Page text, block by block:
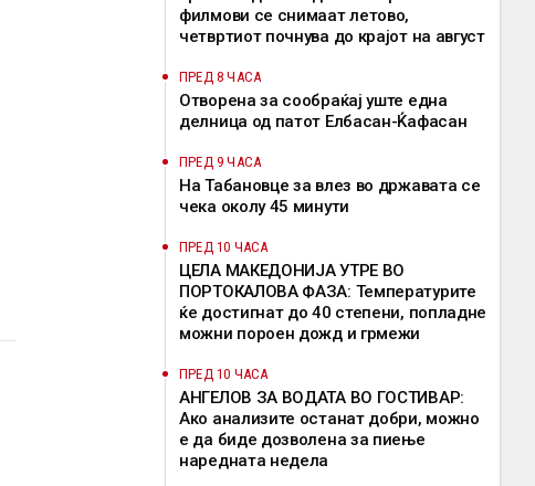
филмови се снимаат летово,
четвртиот почнува до крајот на август
ПРЕД 8 ЧАСА
Отворена за сообраќај уште една
делница од патот Елбасан-Ќафасан
ПРЕД 9 ЧАСА
На Табановце за влез во државата се
чека околу 45 минути
ПРЕД 10 ЧАСА
ЦЕЛА МАКЕДОНИЈА УТРЕ ВО
ПОРТОКАЛОВА ФАЗА: Температурите
ќе достигнат до 40 степени, попладне
можни пороен дожд и грмежи
ПРЕД 10 ЧАСА
АНГЕЛОВ ЗА ВОДАТА ВО ГОСТИВАР:
Ако анализите останат добри, можно
е да биде дозволена за пиење
наредната недела